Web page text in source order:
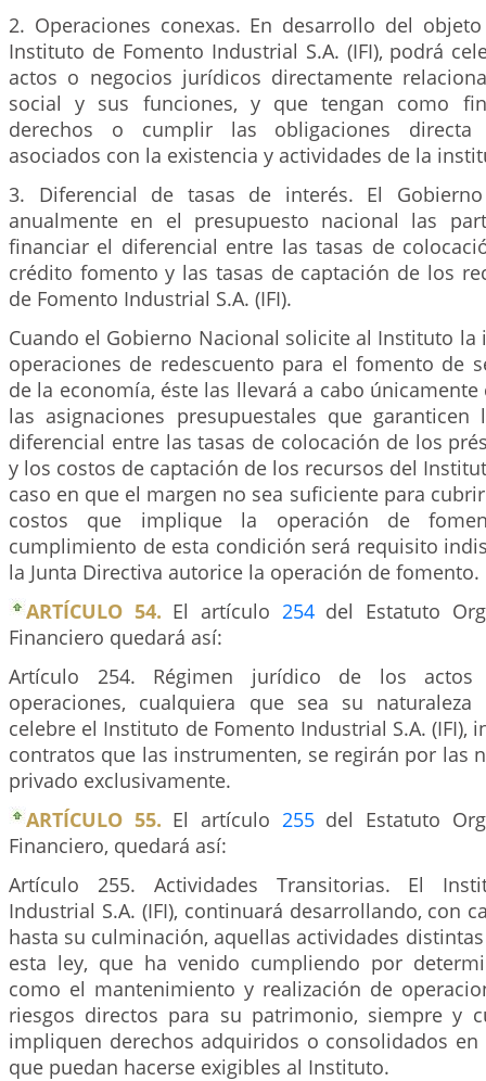
2. Operaciones conexas. En desarrollo del
Instituto de Fomento Industrial S.A. (IFI), podrá
actos o negocios jurídicos directamente
social y sus funciones, y que tengan como
derechos o cumplir las obligaciones directa
asociados con la existencia y actividades de la
3. Diferencial de tasas de interés. El
anualmente en el presupuesto nacional las
financiar el diferencial entre las tasas de
crédito fomento y las tasas de captación de los
de Fomento Industrial S.A. (IFI).
Cuando el Gobierno Nacional solicite al Instituto
operaciones de redescuento para el fomento de
de la economía, éste las llevará a cabo
las asignaciones presupuestales que
diferencial entre las tasas de colocación de los
y los costos de captación de los recursos del
caso en que el margen no sea suficiente para
costos que implique la operación de
cumplimiento de esta condición será requisito
la Junta Directiva autorice la operación de fomento.
ARTÍCULO 54. El artículo 254del Estatuto
Financiero quedará así:
Artículo 254. Régimen jurídico de los
operaciones, cualquiera que sea su
celebre el Instituto de Fomento Industrial S.A. (IFI),
contratos que las instrumenten, se regirán por las
privado exclusivamente.
ARTÍCULO 55. El artículo 255del Estatuto
Financiero, quedará así:
Artículo 255. Actividades Transitorias. El
Industrial S.A. (IFI), continuará desarrollando, con
hasta su culminación, aquellas actividades
esta ley, que ha venido cumpliendo por
como el mantenimiento y realización de
riesgos directos para su patrimonio, siempre y
impliquen derechos adquiridos o consolidados en
que puedan hacerse exigibles al Instituto.